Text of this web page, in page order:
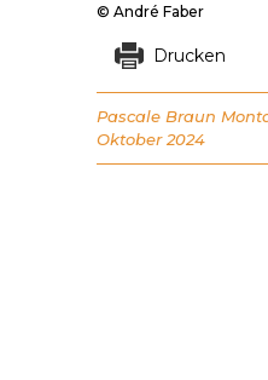
© André Faber
Drucken
Pascale Braun
Oktober 2024